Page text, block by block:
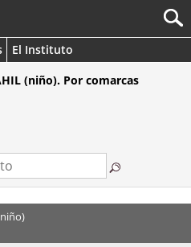
El Instituto
(niño). Por comarcas